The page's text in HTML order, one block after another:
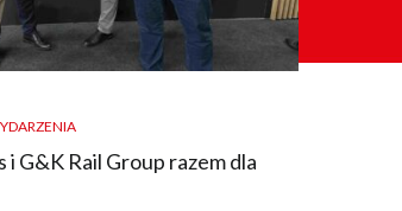
i G&K Rail Group razem dla